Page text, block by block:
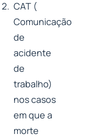
CAT (
Comunicação
de
acidente
de
trabalho)
nos casos
em que a
morte